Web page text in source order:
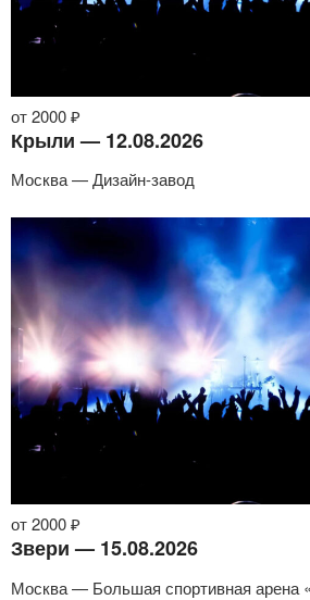
от 2000 ₽
Крыли — 12.08.2026
Москва — Дизайн-завод
от 2000 ₽
Звери — 15.08.2026
Москва — Большая спортивная арена